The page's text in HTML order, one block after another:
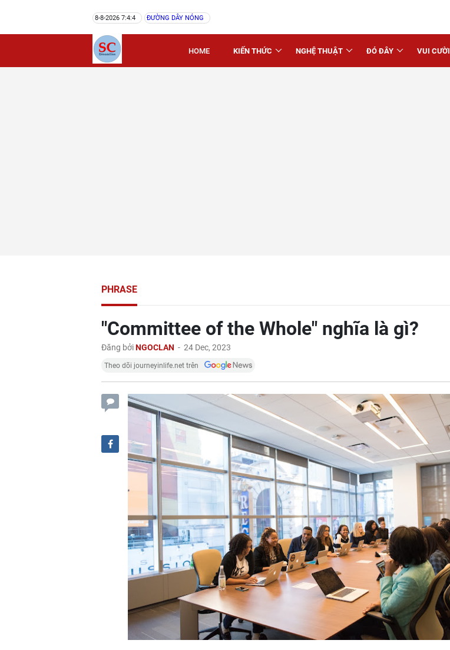
8-8-2026 7:4:4 ĐƯỜNG DÂY NÓNG
HOME KIẾN THỨC NGHỆ THUẬT ĐÓ ĐÂY VUI CƯỜI
PHRASE
"Committee of the Whole" nghĩa là gì?
Đăng bởiNGOCLAN - 24 Dec, 2023
Theo dõi journeyinlife.net trên